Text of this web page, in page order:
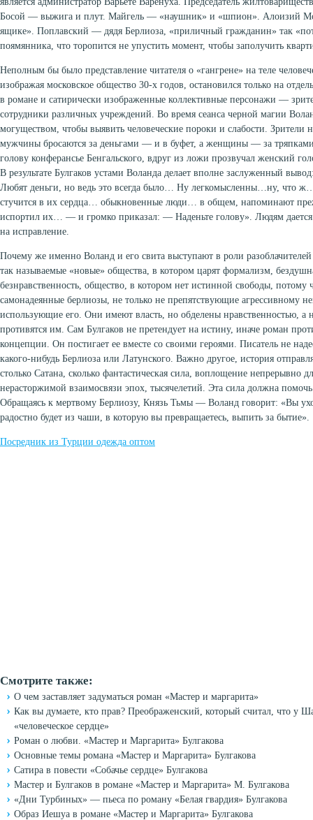
Босой — выжига и плут. Майгель — «наушник» и «шпион». Алоизий
ящике». Поплавский — дядя Берлиоза, «приличный гражданин» так
поямянника, что торопится не упустить момент, чтобы заполучить
Неполным бы было представление читателя о «гангрене» на теле
изображая московское общество 30-х годов, остановился только на
в романе и сатирически изображенные коллективные персонажи —
сотрудники различных учреждений. Во время сеанса черной магии
могуществом, чтобы выявить человеческие пороки и слабости. Зрители
мужчины бросаются за деньгами — и в буфет, а женщины — за
голову конферансье Бенгальского, вдруг из ложи прозвучал женский
В результате Булгаков устами Воланда делает вполне заслуженный
Любят деньги, но ведь это всегда было… Ну легкомысленны…ну, что
стучится в их сердца… обыкновенные люди… в общем, напоминают
испортил их… — и громко приказал: — Наденьте голову». Людям
на исправление.
Почему же именно Воланд и его свита выступают в роли разоблачителей
так называемые «новые» общества, в котором царят формализм,
безнравственность, общество, в котором нет истинной свободы, потому
самонадеянные берлиозы, не только не препятствующие агрессивному
использующие его. Они имеют власть, но обделены нравственностью, а
противятся им. Сам Булгаков не претендует на истину, иначе роман
концепции. Он постигает ее вместе со своими героями. Писатель не
какого-нибудь Берлиоза или Латунского. Важно другое, история
столько Сатана, сколько фантастическая сила, воплощение непрерывно
нерасторжимой взаимосвязи эпох, тысячелетий. Эта сила должна помочь
Обращаясь к мертвому Берлиозу, Князь Тьмы — Воланд говорит: «Вы
радостно будет из чаши, в которую вы превращаетесь, выпить за бытие».
Посредник из Турции одежда оптом
Смотрите также:
О чем заставляет задуматься роман «Мастер и маргарита»
Как вы думаете, кто прав? Преображенский, который считал, что у
«человеческое сердце»
Роман о любви. «Мастер и Маргарита» Булгакова
Основные темы романа «Мастер и Маргарита» Булгакова
Сатира в повести «Собачье сердце» Булгакова
Мастер и Булгаков в романе «Мастер и Маргарита» М. Булгакова
«Дни Турбиных» — пьеса по роману «Белая гвардия» Булгакова
Образ Иешуа в романе «Мастер и Маргарита» Булгакова